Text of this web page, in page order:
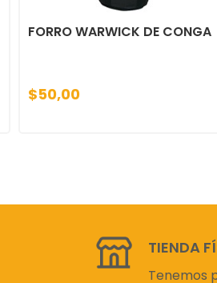
FORRO WARWICK DE CONGA
$50,00
TIENDA
Tenemos